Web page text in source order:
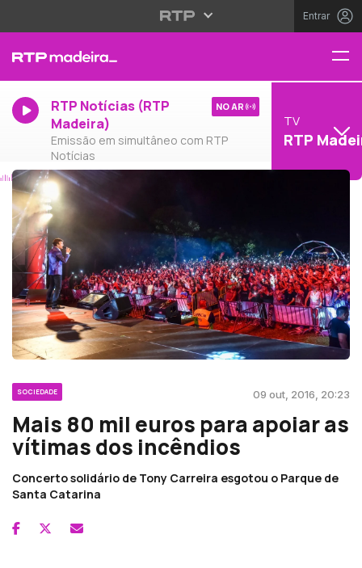
Entrar
RTP Notícias (RTP
Madeira)
Emissão em simultâneo com RTP
Notícias
NO AR
TV
RTP
SOCIEDADE 09 out, 2016, 20:23
Mais 80 mil euros para apoiar as
vítimas dos incêndios
Concerto solidário de Tony Carreira esgotou o Parque de
Santa Catarina